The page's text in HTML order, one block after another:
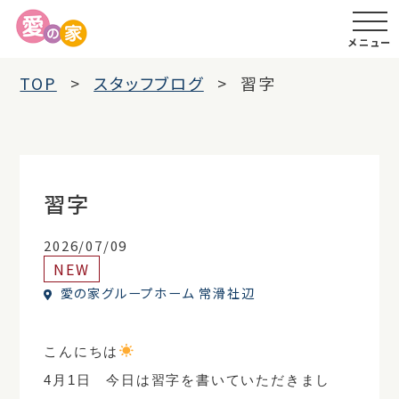
メニュー
TOP スタッフブログ 習字
習字
2026/07/09
NEW
愛の家グループホーム 常滑社辺
こんにちは
4月1日 今日は習字を書いていただきまし